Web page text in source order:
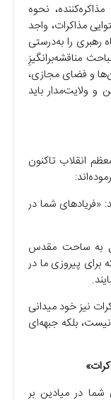
نحوه
مذاکرات، واجد
را به‌درستی
مناقشه‌برانگیزِ
و فضای مجازی،
ولایت‌مدار باید
انقلاب تاکنون
«فریادهای شما در
به ساحت مقدس
برای پیروزی ما در
نیز خود میدانی
بلکه جبهه‌ای
در میادین بر